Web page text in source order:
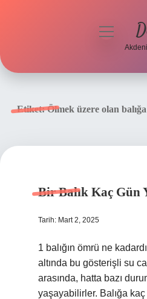
menüyü
Etiket:Ölmek üzere olan balığa
Bir Balık Kaç Gün
Tarih: Mart 2, 2025
1 balığın ömrü ne
altında bu gösterişli su
arasında, hatta bazı
yaşayabilirler. Balığa